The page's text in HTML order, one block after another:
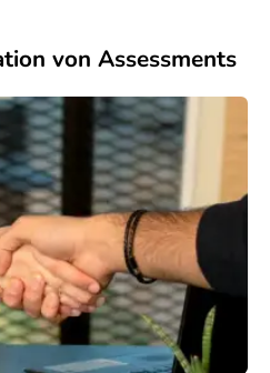
von Assessments